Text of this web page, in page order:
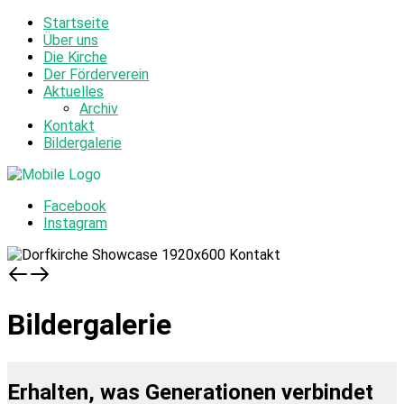
Startseite
Über uns
Die Kirche
Der Förderverein
Aktuelles
Archiv
Kontakt
Bildergalerie
Facebook
Instagram
Bildergalerie
Erhalten, was Generationen verbindet